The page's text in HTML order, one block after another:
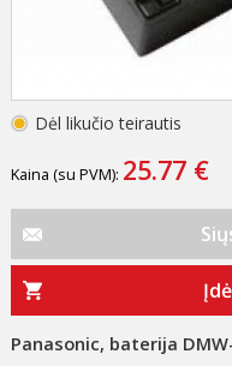
Dėl likučio teirautis
Kaina (su PVM): 25.77 €
Panasonic, baterija